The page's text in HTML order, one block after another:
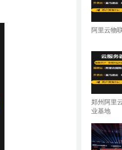
阿里云物
郑州阿里
业基地